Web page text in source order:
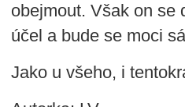
obejmout. Však on se
účel a bude se moci
Jako u všeho, i